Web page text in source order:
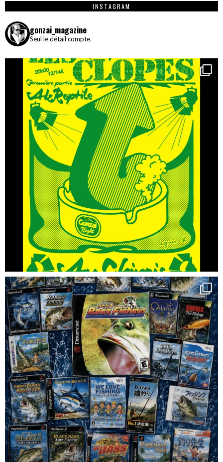
INSTAGRAM
gonzai_magazine
Seul le détail compte.